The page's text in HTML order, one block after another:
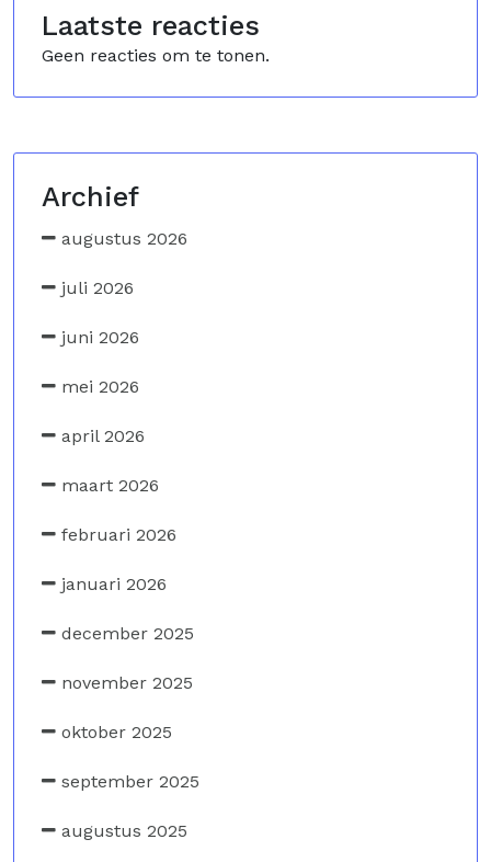
Laatste reacties
Geen reacties om te tonen.
Archief
augustus 2026
juli 2026
juni 2026
mei 2026
april 2026
maart 2026
februari 2026
januari 2026
december 2025
november 2025
oktober 2025
september 2025
augustus 2025